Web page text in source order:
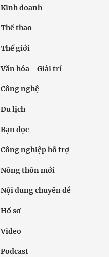
Kinh doanh
Thể thao
Thế giới
Văn hóa - Giải trí
Công nghệ
Du lịch
Bạn đọc
Công nghiệp hỗ trợ
Nông thôn mới
Nội dung chuyên đề
Hồ sơ
Video
Podcast